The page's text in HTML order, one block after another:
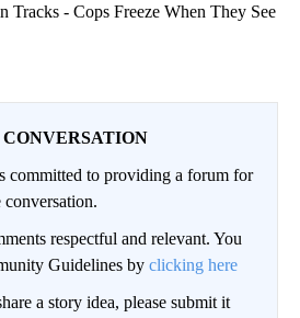
Tracks - Cops Freeze When They See
committed to providing a forum for
respectful and relevant. You
Guidelines by clicking here
a story idea, please submit it